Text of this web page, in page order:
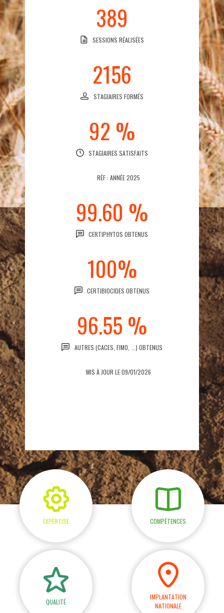
389
SESSIONS RÉALISÉES
2156
STAGIAIRES FORMÉS
92 %
STAGIAIRES SATISFAITS
RÉF : ANNÉE 2025
99.60 %
CERTIPHYTOS OBTENUS
100%
CERTIBIOCIDES OBTENUS
96.55 %
AUTRES (CACES, FIMO, ...) OBTENUS
MIS À JOUR LE 09/01/2026
EXPERTISE COMPÉTENCES
QUALITÉ
IMPLANTATION
NATIONALE